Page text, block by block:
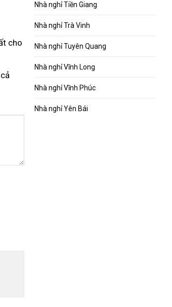
nổi
cho
có
cả
Nhà nghỉ Tiền Giang
Nhà nghỉ Trà Vinh
Nhà nghỉ Tuyên Quang
Nhà nghỉ Vĩnh Long
Nhà nghỉ Vĩnh Phúc
Nhà nghỉ Yên Bái